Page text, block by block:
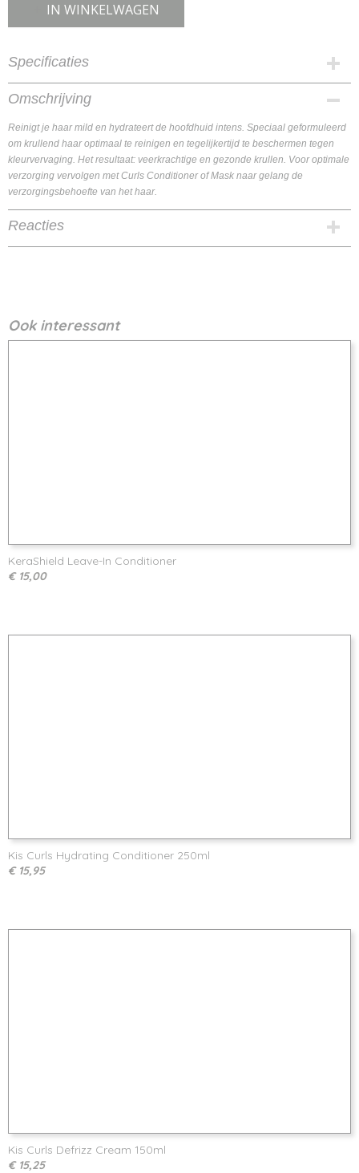
IN WINKELWAGEN
Specificaties
Productcode
EAN code
KIS95200
Omschrijving
Reinigt je haar mild en hydrateert de hoofdhuid intens. Speciaal geformuleerd
om krullend haar optimaal te reinigen en tegelijkertijd te beschermen tegen
kleurvervaging. Het resultaat: veerkrachtige en gezonde krullen. Voor optimale
verzorging vervolgen met Curls Conditioner of Mask naar gelang de
verzorgingsbehoefte van het haar.
Reacties
Ook interessant
KeraShield Leave-In Conditioner
€ 15,00
Kis Curls Hydrating Conditioner 250ml
€ 15,95
Kis Curls Defrizz Cream 150ml
€ 15,25